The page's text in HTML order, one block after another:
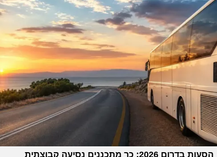
הסעות בדרום 2026: כך מתכננים נסיעה קבוצתית